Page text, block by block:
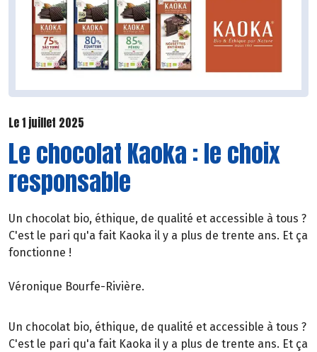
Le 1 juillet 2025
Le chocolat Kaoka : le choix
responsable
Un chocolat bio, éthique, de qualité et accessible à tous ?
C'est le pari qu'a fait Kaoka il y a plus de trente ans. Et ça
fonctionne !
Véronique Bourfe-Rivière.
Un chocolat bio, éthique, de qualité et accessible à tous ?
C'est le pari qu'a fait Kaoka il y a plus de trente ans. Et ça